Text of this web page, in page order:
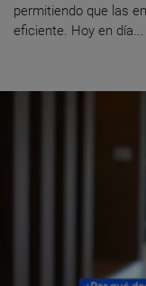
permitiendo que las
eficiente. Hoy en día...